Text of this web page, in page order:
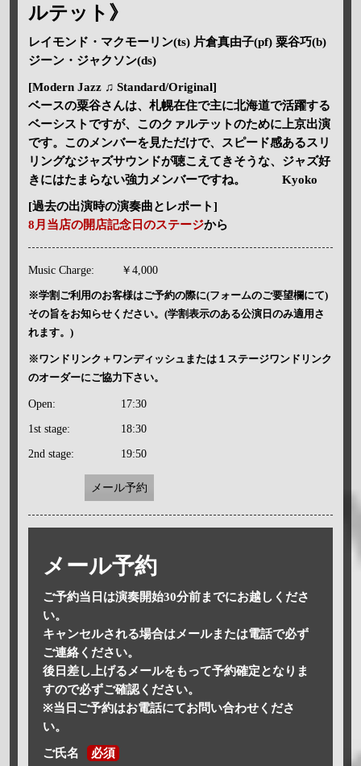
ルテット》
レイモンド・マクモーリン(ts) 片倉真由子(pf) 粟谷巧(b)
ジーン・ジャクソン(ds)
[Modern Jazz ♫ Standard/Original]
ベースの粟谷さんは、札幌在住で主に北海道で活躍する
ベーシストですが、このクァルテットのために上京出演
です。このメンバーを見ただけで、スピード感あるスリ
リングなジャズサウンドが聴こえてきそうな、ジャズ好
きにはたまらない強力メンバーですね。 Kyoko
[過去の出演時の演奏曲とレポート]
8月当店の開店記念日のステージから
Music Charge: ￥4,000
※学割ご利用のお客様はご予約の際に(フォームのご要望欄にて)
その旨をお知らせください。(学割表示のある公演日のみ適用さ
れます。)
※ワンドリンク＋ワンディッシュまたは１ステージワンドリンク
のオーダーにご協力下さい。
Open: 17:30
1st stage: 18:30
2nd stage: 19:50
メール予約
メール予約
ご予約当日は演奏開始30分前までにお越しくださ
い。
キャンセルされる場合はメールまたは電話で必ず
ご連絡ください。
後日差し上げるメールをもって予約確定となりま
すので必ずご確認ください。
※当日ご予約はお電話にてお問い合わせくださ
い。
ご氏名 必須